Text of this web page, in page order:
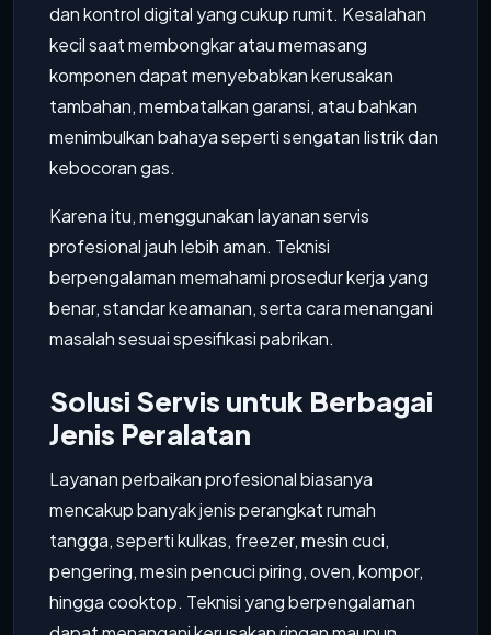
dan kontrol digital yang cukup rumit. Kesalahan
kecil saat membongkar atau memasang
komponen dapat menyebabkan kerusakan
tambahan, membatalkan garansi, atau bahkan
menimbulkan bahaya seperti sengatan listrik dan
kebocoran gas.
Karena itu, menggunakan layanan servis
profesional jauh lebih aman. Teknisi
berpengalaman memahami prosedur kerja yang
benar, standar keamanan, serta cara menangani
masalah sesuai spesifikasi pabrikan.
Solusi Servis untuk Berbagai
Jenis Peralatan
Layanan perbaikan profesional biasanya
mencakup banyak jenis perangkat rumah
tangga, seperti kulkas, freezer, mesin cuci,
pengering, mesin pencuci piring, oven, kompor,
hingga cooktop. Teknisi yang berpengalaman